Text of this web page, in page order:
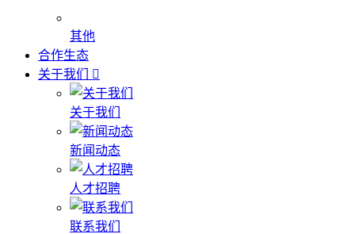
其他
合作生态
关于我们
关于我们
新闻动态
人才招聘
联系我们